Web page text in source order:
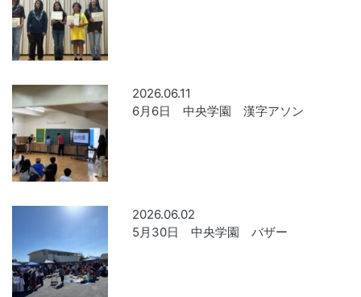
2026.06.11
6月6日 中央学園 漢字アソン
2026.06.02
5月30日 中央学園 バザー